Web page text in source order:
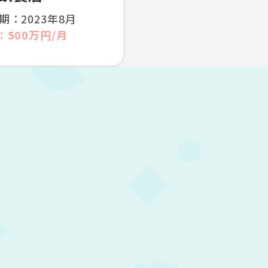
：2023年8月
500万円/月